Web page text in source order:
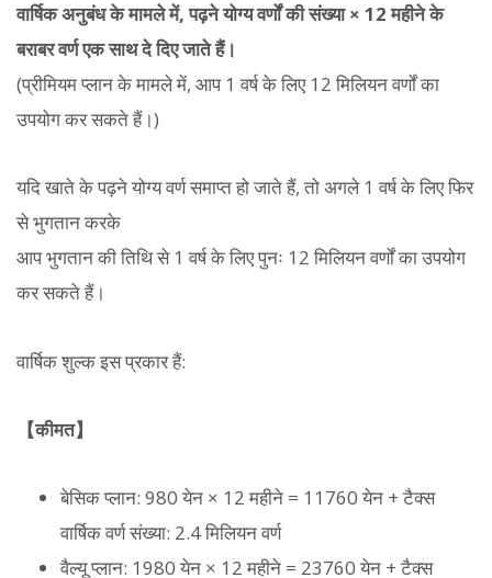
वार्षिक अनुबंध के मामले में, पढ़ने योग्य वर्णों की संख्या × 12 महीने के
बराबर वर्ण एक साथ दे दिए जाते हैं।
(प्रीमियम प्लान के मामले में, आप 1 वर्ष के लिए 12 मिलियन वर्णों का
उपयोग कर सकते हैं।)
यदि खाते के पढ़ने योग्य वर्ण समाप्त हो जाते हैं, तो अगले 1 वर्ष के लिए फिर
से भुगतान करके
आप भुगतान की तिथि से 1 वर्ष के लिए पुनः 12 मिलियन वर्णों का उपयोग
कर सकते हैं।
वार्षिक शुल्क इस प्रकार हैं:
【कीमत】
बेसिक प्लान: 980 येन × 12 महीने = 11760 येन + टैक्स
वार्षिक वर्ण संख्या: 2.4 मिलियन वर्ण
वैल्यू प्लान: 1980 येन × 12 महीने = 23760 येन + टैक्स